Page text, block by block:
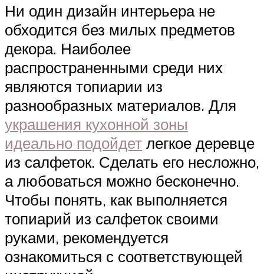
Ни один дизайн интерьера не
обходится без милых предметов
декора. Наиболее
распространенными среди них
являются топиарии из
разнообразных материалов. Для
украшения кухонной зоны
идеально подойдет легкое деревце
из салфеток. Сделать его несложно,
а любоваться можно бесконечно.
Чтобы понять, как выполняется
топиарий из салфеток своими
руками, рекомендуется
ознакомиться с соответствующей